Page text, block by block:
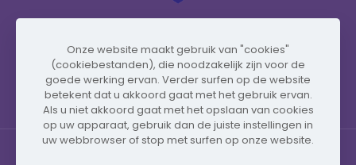
Onze website maakt gebruik van "cookies"
(cookiebestanden), die noodzakelijk zijn voor de
goede werking ervan. Verder surfen op de website
betekent dat u akkoord gaat met het gebruik ervan.
Als u niet akkoord gaat met het opslaan van cookies
op uw apparaat, gebruik dan de juiste instellingen in
uw webbrowser of stop met surfen op onze website.